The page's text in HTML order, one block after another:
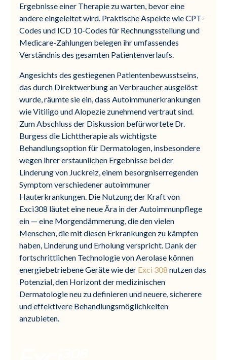
Ergebnisse einer Therapie zu warten, bevor eine
andere eingeleitet wird. Praktische Aspekte wie CPT-
Codes und ICD 10-Codes für Rechnungsstellung und
Medicare-Zahlungen belegen ihr umfassendes
Verständnis des gesamten Patientenverlaufs.
Angesichts des gestiegenen Patientenbewusstseins,
das durch Direktwerbung an Verbraucher ausgelöst
wurde, räumte sie ein, dass Autoimmunerkrankungen
wie Vitiligo und Alopezie zunehmend vertraut sind.
Zum Abschluss der Diskussion befürwortete Dr.
Burgess die Lichttherapie als wichtigste
Behandlungsoption für Dermatologen, insbesondere
wegen ihrer erstaunlichen Ergebnisse bei der
Linderung von Juckreiz, einem besorgniserregenden
Symptom verschiedener autoimmuner
Hauterkrankungen. Die Nutzung der Kraft von
Exci308 läutet eine neue Ära in der Autoimmunpflege
ein — eine Morgendämmerung, die den vielen
Menschen, die mit diesen Erkrankungen zu kämpfen
haben, Linderung und Erholung verspricht. Dank der
fortschrittlichen Technologie von Aerolase können
energiebetriebene Geräte wie der Exci 308 nutzen das
Potenzial, den Horizont der medizinischen
Dermatologie neu zu definieren und neuere, sicherere
und effektivere Behandlungsmöglichkeiten
anzubieten.